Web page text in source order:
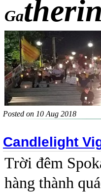
Ga
Posted on 10 Aug 2018
Candlelight
Trời đêm
hàng thành